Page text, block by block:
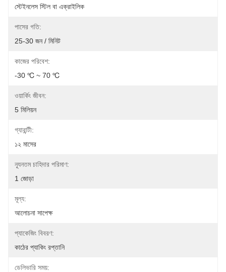
স্টেইনলেস স্টিল বা এক্রাইলিক
পাসের গতি:
25-30 জন / মিনিট
কাজের পরিবেশ:
-30 ℃ ~ 70 ℃
ওয়ার্কিং জীবন:
5 মিলিয়ন
গ্যারান্টী:
১২ মাসের
ন্যূনতম চাহিদার পরিমাণ:
1 জোড়া
মূল্য:
আলোচনা সাপেক্ষ
প্যাকেজিং বিবরণ:
কাঠের প্যাকিং রপ্তানি
ডেলিভারি সময়: